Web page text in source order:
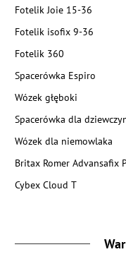
Fotelik Joie 15-36
Fotelik isofix 9-36
Fotelik 360
Spacerówka Espiro
Wózek głęboki
Spacerówka dla
Wózek dla niemowlaka
Britax Romer Advansafix
Cybex Cloud T